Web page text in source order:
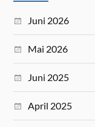
Juni 2026
Mai 2026
Juni 2025
April 2025